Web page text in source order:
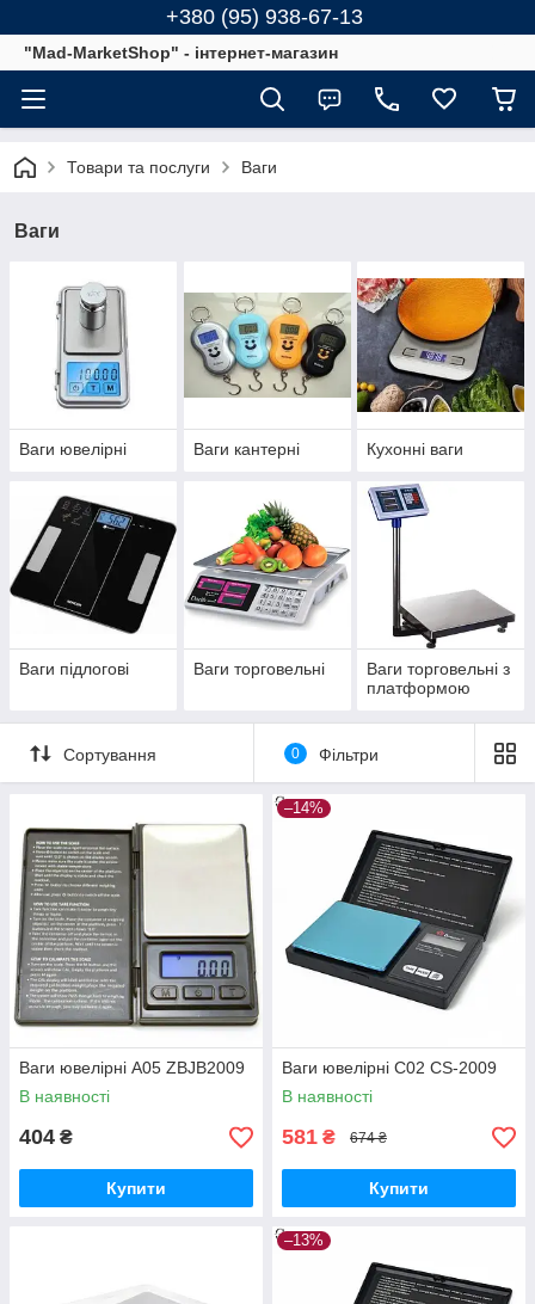
+380 (95) 938-67-13
"Mad-MarketShop" - інтернет-магазин
Товари та послуги Ваги
Ваги
Ваги ювелірні Ваги кантерні Кухонні ваги
Ваги підлогові Ваги торговельні
Ваги торговельні з
платформою
Сортування 0 Фільтри
Ваги ювелірні А05 ZBJB2009
В наявності
404 ₴
Купити
–14%
Ваги ювелірні C02 CS-2009
В наявності
581 ₴ 674 ₴
Купити
–13%